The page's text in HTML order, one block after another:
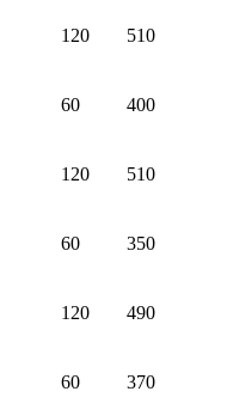
120 510
60 400
120 510
60 350
120 490
60 370